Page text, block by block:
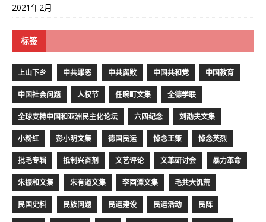
2021年2月
标签
上山下乡 中共罪恶 中共腐败 中国共和党 中国教育
中国社会问题 人权节 任畹町文集 全德学联
全球支持中国和亚洲民主化论坛 六四纪念 刘劭夫文集
小粉红 彭小明文集 德国民运 悼念王策 悼念英烈
批毛专辑 抵制兴奋剂 文艺评论 文革研讨会 暴力革命
朱振和文集 朱有道文集 李酉潭文集 毛共大饥荒
民国史料 民族问题 民运建设 民运活动 民阵